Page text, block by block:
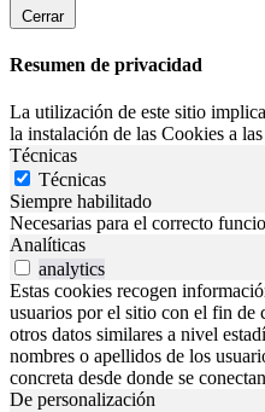
Cerrar
Resumen de privacidad
La utilización de este sitio
la instalación de las Cookies a
Técnicas
Técnicas
Siempre habilitado
Necesarias para el correcto
Analíticas
analytics
Estas cookies recogen
usuarios por el sitio con el fin de
otros datos similares a nivel
nombres o apellidos de los
concreta desde donde se
De personalización